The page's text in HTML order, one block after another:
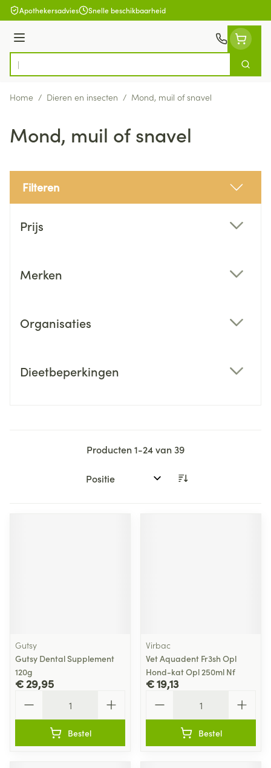
Ga naar de inhoud
Apothekersadvies Snelle beschikbaarheid
Menu
Product, merk, categorie...
Zoek
Home / Dieren en insecten / Mond, muil of snavel
Mond, muil of snavel
Filteren
Prijs
Merken
Organisaties
Dieetbeperkingen
Producten1-24van39
Sorteer op:
Gutsy
Gutsy Dental Supplement
120g
€ 29,95
Bestel
Virbac
Vet Aquadent Fr3sh Opl
Hond-kat Opl 250ml Nf
€ 19,13
Bestel